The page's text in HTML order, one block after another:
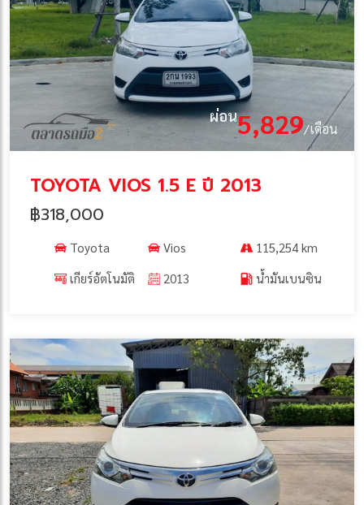
ผ่อน5,829/เดือน
TOYOTA VIOS 1.5 E ปี 2013
฿318,000
Toyota Vios
115,254 km
เกียร์อัตโนมัติ
2013 น้ำมันเบนซิน